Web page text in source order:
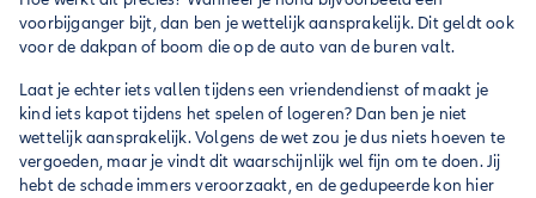
voorbijganger bijt, dan ben je wettelijk aansprakelijk. Dit geldt ook
voor de dakpan of boom die op de auto van de buren valt.
Laat je echter iets vallen tijdens een vriendendienst of maakt je
kind iets kapot tijdens het spelen of logeren? Dan ben je niet
wettelijk aansprakelijk. Volgens de wet zou je dus niets hoeven te
vergoeden, maar je vindt dit waarschijnlijk wel fijn om te doen. Jij
hebt de schade immers veroorzaakt, en de gedupeerde kon hier